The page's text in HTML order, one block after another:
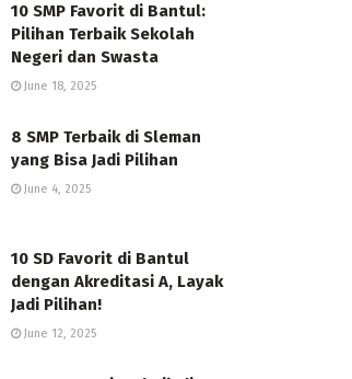
10 SMP Favorit di Bantul:
Pilihan Terbaik Sekolah
Negeri dan Swasta
June 18, 2025
8 SMP Terbaik di Sleman
yang Bisa Jadi Pilihan
June 4, 2025
10 SD Favorit di Bantul
dengan Akreditasi A, Layak
Jadi Pilihan!
June 12, 2025